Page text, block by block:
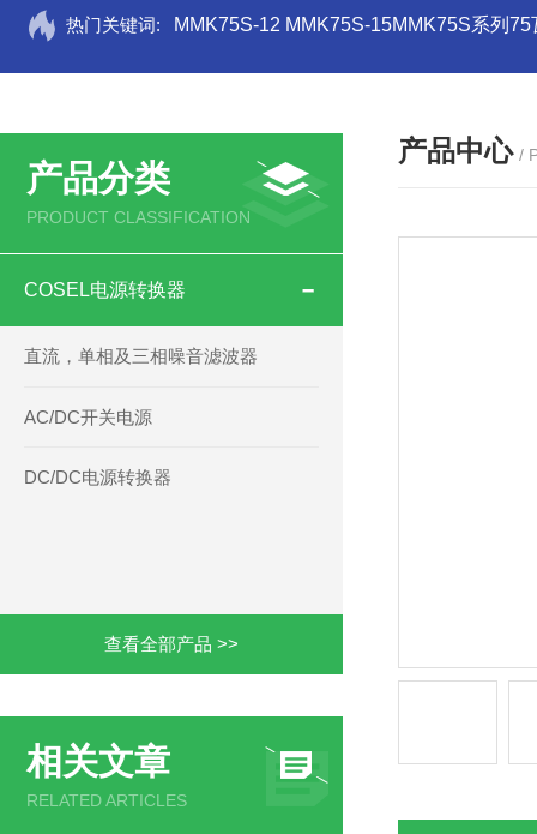
热门关键词: MMK75S-12 MMK75S-15MMK75S系列
产品分类
PRODUCT CLASSIFICATION
COSEL电源转换器
直流，单相及三相噪音滤波器
AC/DC开关电源
DC/DC电源转换器
查看全部产品 >>
相关文章
RELATED ARTICLES
产品中心 /